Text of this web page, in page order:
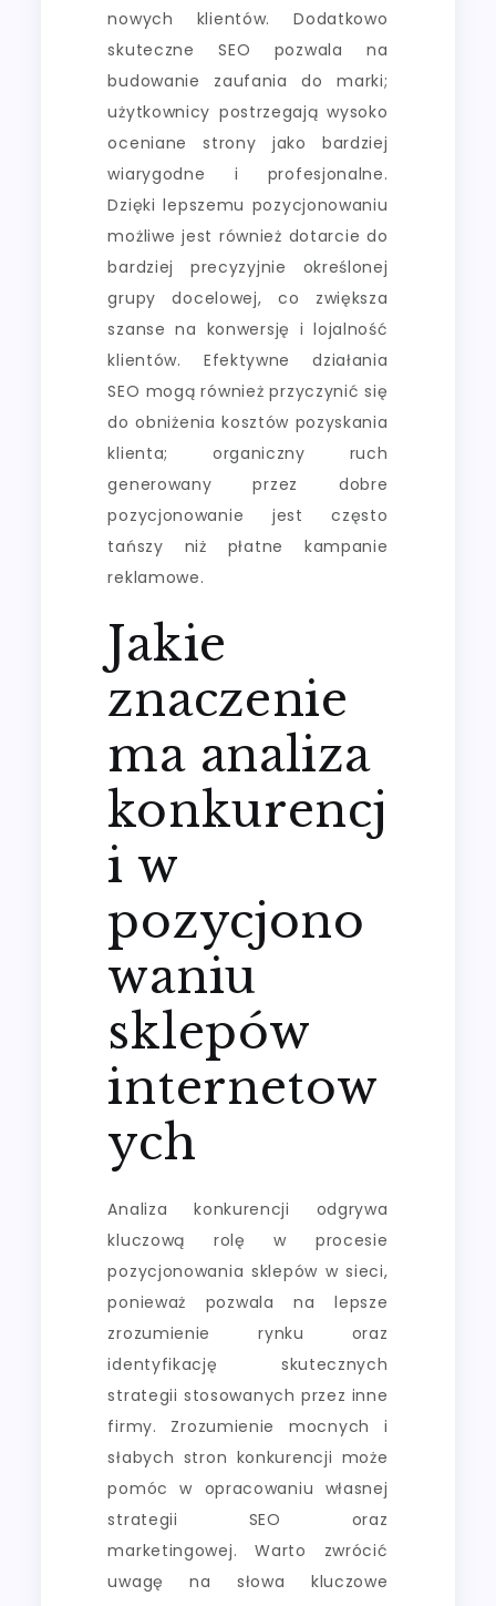
nowych klientów. Dodatkowo
skuteczne SEO pozwala na
budowanie zaufania do marki;
użytkownicy postrzegają wysoko
oceniane strony jako bardziej
wiarygodne i profesjonalne.
Dzięki lepszemu pozycjonowaniu
możliwe jest również dotarcie do
bardziej precyzyjnie określonej
grupy docelowej, co zwiększa
szanse na konwersję i lojalność
klientów. Efektywne działania
SEO mogą również przyczynić się
do obniżenia kosztów pozyskania
klienta; organiczny ruch
generowany przez dobre
pozycjonowanie jest często
tańszy niż płatne kampanie
reklamowe.
Jakie
znaczenie
ma analiza
konkurencj
i w
pozycjono
waniu
sklepów
internetow
ych
Analiza konkurencji odgrywa
kluczową rolę w procesie
pozycjonowania sklepów w sieci,
ponieważ pozwala na lepsze
zrozumienie rynku oraz
identyfikację skutecznych
strategii stosowanych przez inne
firmy. Zrozumienie mocnych i
słabych stron konkurencji może
pomóc w opracowaniu własnej
strategii SEO oraz
marketingowej. Warto zwrócić
uwagę na słowa kluczowe